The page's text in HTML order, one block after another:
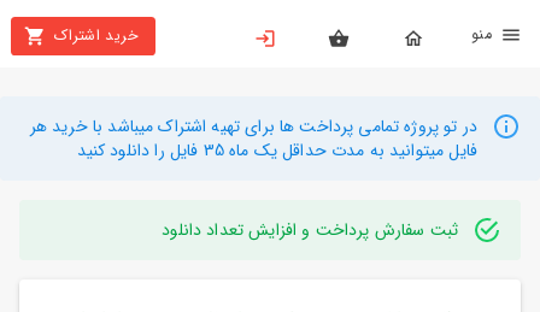
خرید اشتراک
بستن
محصولات
تهیه
راهنما
در تو پروژه تمامی پرداخت ها برای تهیه اشتراک میباشد با خرید هر
فایل میتوانید به مدت حداقل یک ماه 35 فایل را دانلود کنید
ثبت سفارش پرداخت و افزایش تعداد دانلود